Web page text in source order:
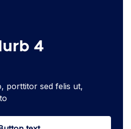
4
porttitor sed felis ut,